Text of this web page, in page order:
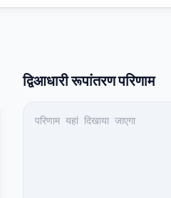
द्विआधारीरूपांतरण परिणाम